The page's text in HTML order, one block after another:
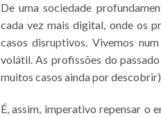
De uma sociedade
cada vez mais digital, onde os
casos disruptivos. Vivemos
volátil. As profissões do
muitos casos ainda por
É, assim, imperativo repensar o